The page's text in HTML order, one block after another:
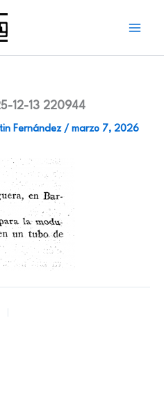
12-13 220944
Fernández / marzo 7, 2026